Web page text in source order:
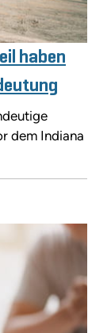
haben
dem Indiana